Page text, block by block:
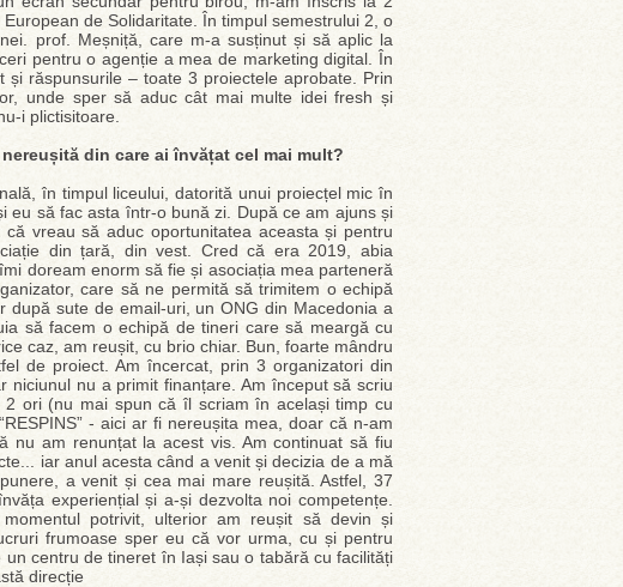
de Solidaritate. În timpul semestrului 2, o
prof. Meșniță, care m-a susținut și să aplic la
pentru o agenție a mea de marketing digital. În
răspunsurile – toate 3 proiectele aprobate. Prin
unde sper să aduc cât mai multe idei fresh și
i plictisitoare.
din care ai învățat cel mai mult?
în timpul liceului, datorită unui proiecțel mic în
eu să fac asta într-o bună zi. După ce am ajuns și
vreau să aduc oportunitatea aceasta și pentru
din țară, din vest. Cred că era 2019, abia
doream enorm să fie și asociația mea parteneră
care să ne permită să trimitem o echipă
sute de email-uri, un ONG din Macedonia a
să facem o echipă de tineri care să meargă cu
caz, am reușit, cu brio chiar. Bun, foarte mândru
de proiect. Am încercat, prin 3 organizatori din
nu a primit finanțare. Am început să scriu
ori (nu mai spun că îl scriam în același timp cu
- aici ar fi nereușita mea, doar că n-am
nu am renunțat la acest vis. Am continuat să fiu
iar anul acesta când a venit și decizia de a mă
a venit și cea mai mare reușită. Astfel, 37
experiențial și a-și dezvolta noi competențe.
potrivit, ulterior am reușit să devin și
frumoase sper eu că vor urma, cu și pentru
centru de tineret în Iași sau o tabără cu facilități
direcție